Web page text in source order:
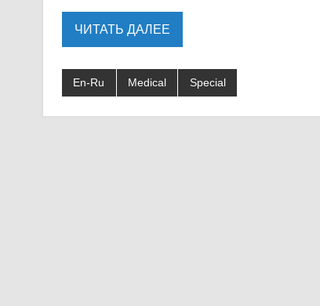
ЧИТАТЬ ДАЛЕЕ
En-Ru Medical Special